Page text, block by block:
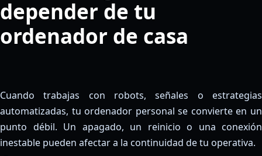
depender de tu
ordenador de casa
Cuando trabajas con robots, señales o estrategias
automatizadas, tu ordenador personal se convierte en un
punto débil. Un apagado, un reinicio o una conexión
inestable pueden afectar a la continuidad de tu operativa.